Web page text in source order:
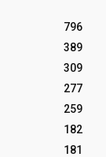
796
389
309
277
259
182
181